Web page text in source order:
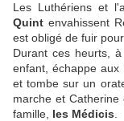
Les Luthériens et
Quint envahissent
est obligé de fuir
Durant ces heurts,
enfant, échappe
et tombe sur un
marche et
famille, les Médicis